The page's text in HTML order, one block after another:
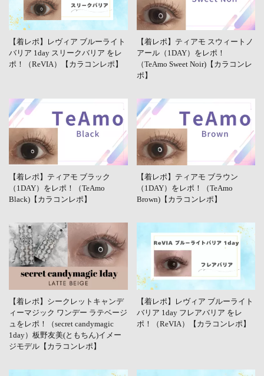
【着レポ】レヴィア ブルーライト
バリア 1day スリークバリア をレ
ポ！（ReVIA）【カラコンレポ】
【着レポ】ティアモ スウィートノ
アール（1DAY）をレポ！
（TeAmo Sweet Noir)【カラコンレ
ポ】
【着レポ】ティアモ ブラック
（1DAY）をレポ！（TeAmo
Black)【カラコンレポ】
【着レポ】ティアモ ブラウン
（1DAY）をレポ！（TeAmo
Brown)【カラコンレポ】
【着レポ】シークレットキャンデ
ィーマジック ワンデー ラテベージ
ュをレポ！（secret candymagic
1day）板野友美(ともちん)イメー
ジモデル【カラコンレポ】
【着レポ】レヴィア ブルーライト
バリア 1day フレアバリア をレ
ポ！（ReVIA）【カラコンレポ】